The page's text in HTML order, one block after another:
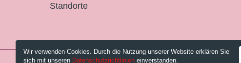
Standorte
Wir verwenden Cookies. Durch die Nutzung unserer Website erklären Sie
sich mit unseren Datenschutzrichtlinien einverstanden.